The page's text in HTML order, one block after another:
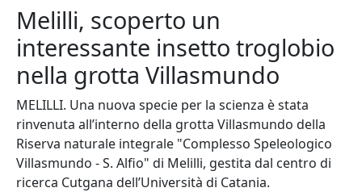
Melilli, scoperto un
interessante insetto troglobio
nella grotta Villasmundo
MELILLI. Una nuova specie per la scienza è stata
rinvenuta all’interno della grotta Villasmundo della
Riserva naturale integrale "Complesso Speleologico
Villasmundo - S. Alfio" di Melilli, gestita dal centro di
ricerca Cutgana dell’Università di Catania.